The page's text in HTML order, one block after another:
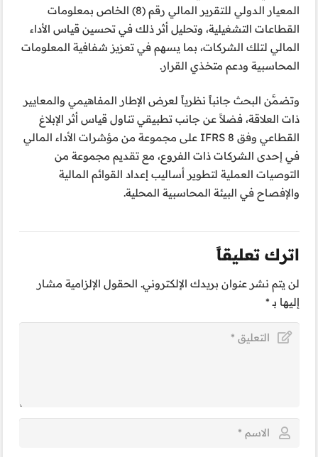
المعيار الدولي للتقرير المالي رقم (8) الخاص بمعلومات
القطاعات التشغيلية، وتحليل أثر ذلك في تحسين قياس الأداء
المالي لتلك الشركات، بما يسهم في تعزيز شفافية المعلومات
المحاسبية ودعم متخذي القرار.
وتضمَّن البحث جانباً نظرياً لعرض الإطار المفاهيمي والمعايير
ذات العلاقة، فضلاً عن جانب تطبيقي تناول قياس أثر الإبلاغ
القطاعي وفق IFRS 8 على مجموعة من مؤشرات الأداء المالي
في إحدى الشركات ذات الفروع، مع تقديم مجموعة من
التوصيات العملية لتطوير أساليب إعداد القوائم المالية
والإفصاح في البيئة المحاسبية المحلية.
اترك تعليقاً
لن يتم نشر عنوان بريدك الإلكتروني. الحقول الإلزامية مشار
إليها بـ *